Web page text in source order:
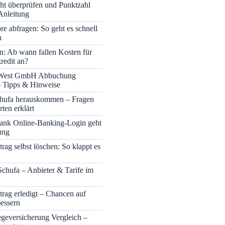
überprüfen und Punktzahl
abfragen: So geht es schnell
Ab wann fallen Kosten für
an?
GmbH Abbuchung
Tipps & Hinweise
herauskommen – Fragen
erklärt
Online-Banking-Login geht
selbst löschen: So klappt es
– Anbieter & Tarife im
erledigt – Chancen auf
Vergleich –